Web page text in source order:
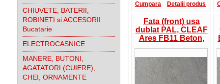
CHIUVETE, BATERII,
ROBINETI si ACCESORII
Bucatarie
ELECTROCASNICE
MANERE, BUTONI,
AGATATORI (CUIERE),
CHEI, ORNAMENTE
Cumpara Detalii produs
Fata (front) usa
dublat PAL, CLEAF
Ares FB11 Beton,
36 mm, cant ABS la
in relief, Italia,
pret/mp